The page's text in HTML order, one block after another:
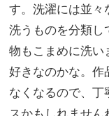
す。洗濯には並々
洗うものを分類し
物もこまめに洗い
好きなのかな。作
なくなるので、丁
スかもしれません